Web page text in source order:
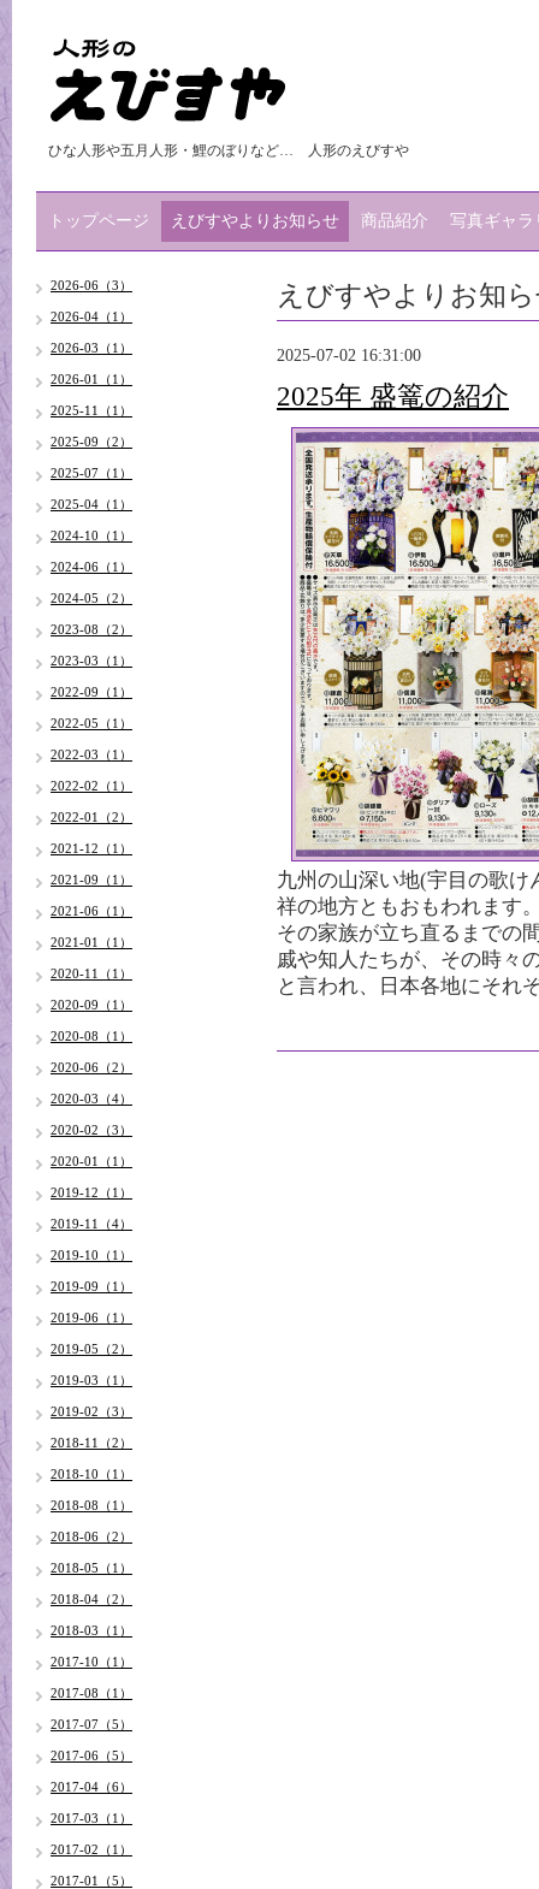
ひな人形や五月人形・鯉のぼりなど… 人形のえびすや
トップページ えびすやよりお知らせ 商品紹介 写真ギャラ
えびすやよりお知
2025-07-02 16:31:00
2025年 盛篭の紹介
九州の山深い地(宇目の歌
祥の地方ともおもわれます
その家族が立ち直るまでの
戚や知人たちが、その時々
と言われ、日本各地にそれ
2026-06（3）
2026-04（1）
2026-03（1）
2026-01（1）
2025-11（1）
2025-09（2）
2025-07（1）
2025-04（1）
2024-10（1）
2024-06（1）
2024-05（2）
2023-08（2）
2023-03（1）
2022-09（1）
2022-05（1）
2022-03（1）
2022-02（1）
2022-01（2）
2021-12（1）
2021-09（1）
2021-06（1）
2021-01（1）
2020-11（1）
2020-09（1）
2020-08（1）
2020-06（2）
2020-03（4）
2020-02（3）
2020-01（1）
2019-12（1）
2019-11（4）
2019-10（1）
2019-09（1）
2019-06（1）
2019-05（2）
2019-03（1）
2019-02（3）
2018-11（2）
2018-10（1）
2018-08（1）
2018-06（2）
2018-05（1）
2018-04（2）
2018-03（1）
2017-10（1）
2017-08（1）
2017-07（5）
2017-06（5）
2017-04（6）
2017-03（1）
2017-02（1）
2017-01（5）